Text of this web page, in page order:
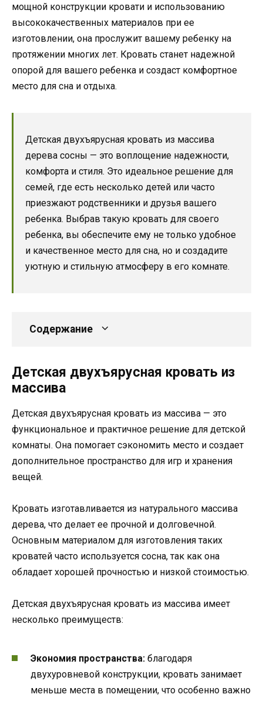
мощной конструкции кровати и использованию
высококачественных материалов при ее
изготовлении, она прослужит вашему ребенку на
протяжении многих лет. Кровать станет надежной
опорой для вашего ребенка и создаст комфортное
место для сна и отдыха.
Детская двухъярусная кровать из массива
дерева сосны — это воплощение надежности,
комфорта и стиля. Это идеальное решение для
семей, где есть несколько детей или часто
приезжают родственники и друзья вашего
ребенка. Выбрав такую кровать для своего
ребенка, вы обеспечите ему не только удобное
и качественное место для сна, но и создадите
уютную и стильную атмосферу в его комнате.
Содержание
Детская двухъярусная кровать из
массива
Детская двухъярусная кровать из массива — это
функциональное и практичное решение для детской
комнаты. Она помогает сэкономить место и создает
дополнительное пространство для игр и хранения
вещей.
Кровать изготавливается из натурального массива
дерева, что делает ее прочной и долговечной.
Основным материалом для изготовления таких
кроватей часто используется сосна, так как она
обладает хорошей прочностью и низкой стоимостью.
Детская двухъярусная кровать из массива имеет
несколько преимуществ:
Экономия пространства: благодаря
двухуровневой конструкции, кровать занимает
меньше места в помещении, что особенно важно